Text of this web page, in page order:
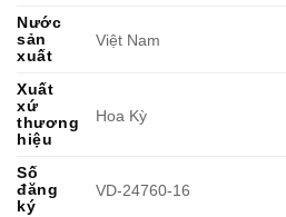
Nước
sản
xuất
Việt Nam
Xuất
xứ
thương
hiệu
Hoa Kỳ
Số
đăng
ký
VD-24760-16